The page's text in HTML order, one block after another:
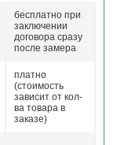
бесплатно при
заключении
договора сразу
после замера
платно
(стоимость
зависит от кол-
ва товара в
заказе)